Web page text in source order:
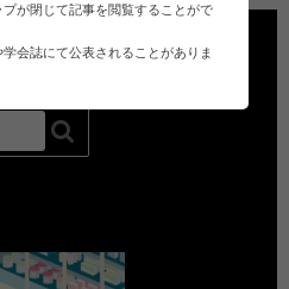

が閉じて記事を閲覧することがで
会誌にて公表されることがありま